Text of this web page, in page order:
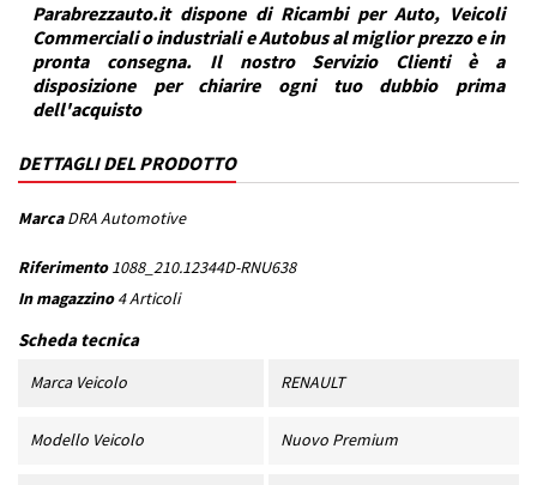
Parabrezzauto.it dispone di Ricambi per Auto, Veicoli
Commerciali o industriali e Autobus al miglior prezzo e in
pronta consegna. Il nostro Servizio Clienti è a
disposizione per chiarire ogni tuo dubbio prima
dell'acquisto
DETTAGLI DEL PRODOTTO
Marca DRA Automotive
Riferimento 1088_210.12344D-RNU638
In magazzino 4 Articoli
Scheda tecnica
Marca Veicolo RENAULT
Modello Veicolo Nuovo Premium